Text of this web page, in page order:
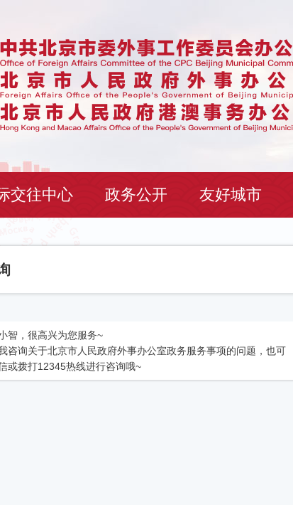
交往中心 政务公开 友好城市
智，很高兴为您服务~
咨询关于北京市人民政府外事办公室政务服务事项的问题，也可
或拨打12345热线进行咨询哦~